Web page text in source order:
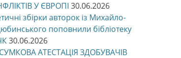
У ЄВРОПІ 30.06.2026
збірки авторок із Михайло-
поповнили бібліотеку
30.06.2026
АТЕСТАЦІЯ ЗДОБУВАЧІВ